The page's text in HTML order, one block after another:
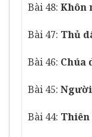
Bài 48: Khôn
Bài 47: Thủ
Bài 46: Chúa
Bài 45: Người
Bài 44: Thiên